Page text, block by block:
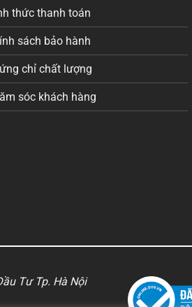
thức thanh toán
sách bảo hành
chỉ chất lượng
sóc khách hàng
Tư Tp. Hà Nội